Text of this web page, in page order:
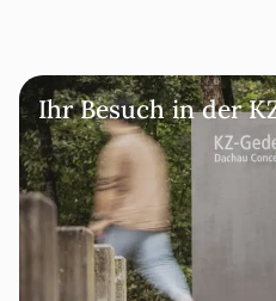
Ihr Besuch in der